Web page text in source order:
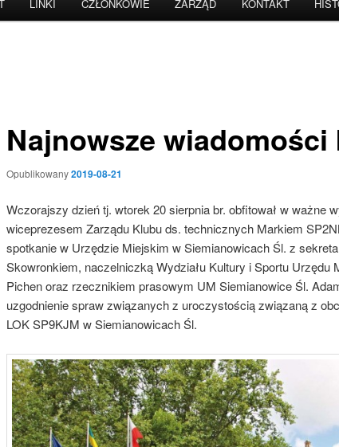
LINKI CZŁONKOWIE ZARZĄD KONTAKT
Najnowsze wiadomości
Opublikowany2019-08-21
Wczorajszy dzień tj. wtorek 20 sierpnia br. obfitował w ważne
wiceprezesem Zarządu Klubu ds. technicznych Markiem
spotkanie w Urzędzie Miejskim w Siemianowicach Śl. z
Skowronkiem, naczelniczką Wydziału Kultury i Sportu Urzędu
Pichen oraz rzecznikiem prasowym UM Siemianowice Śl.
uzgodnienie spraw związanych z uroczystością związaną z
LOK SP9KJM w Siemianowicach Śl.